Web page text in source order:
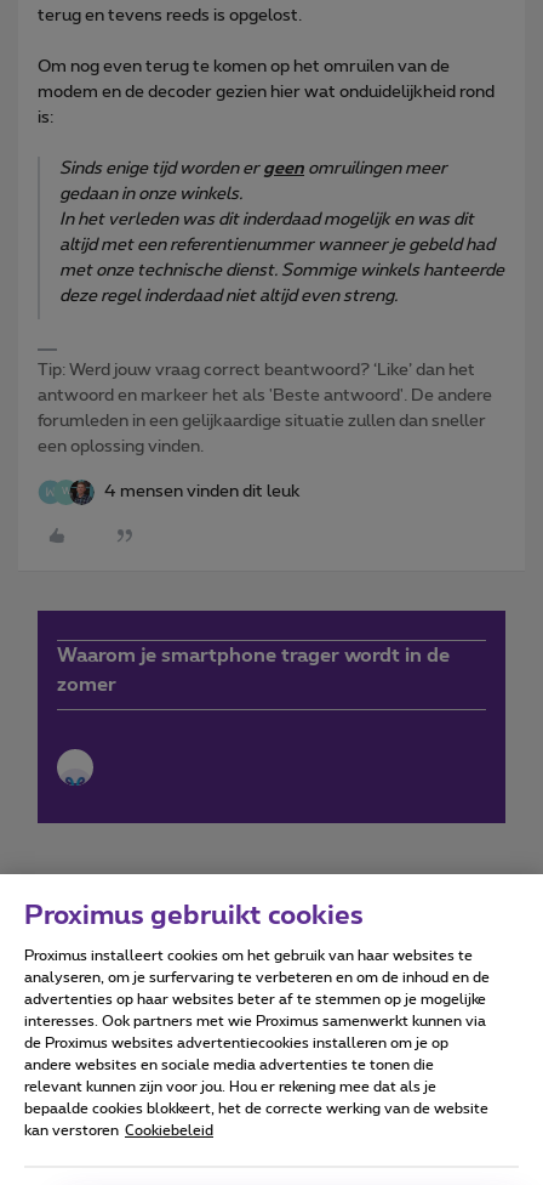
terug en tevens reeds is opgelost.
Om nog even terug te komen op het omruilen van de
modem en de decoder gezien hier wat onduidelijkheid rond
is:
Sinds enige tijd worden er geen omruilingen meer
gedaan in onze winkels.
In het verleden was dit inderdaad mogelijk en was dit
altijd met een referentienummer wanneer je gebeld had
met onze technische dienst. Sommige winkels hanteerde
deze regel inderdaad niet altijd even streng.
Tip: Werd jouw vraag correct beantwoord? ‘Like’ dan het
antwoord en markeer het als 'Beste antwoord'. De andere
forumleden in een gelijkaardige situatie zullen dan sneller
een oplossing vinden.
W 4 mensen vinden dit leuk
Waarom je smartphone trager wordt in de
zomer
Forumvoorwaarden Accessibility statement
Alle rechten voorbehouden. © Proximus
Algemene voorwaarden, consumenteninfo
Proximus gebruikt cookies
Proximus installeert cookies om het gebruik van haar websites te
analyseren, om je surfervaring te verbeteren en om de inhoud en de
advertenties op haar websites beter af te stemmen op je mogelijke
interesses. Ook partners met wie Proximus samenwerkt kunnen via
de Proximus websites advertentiecookies installeren om je op
andere websites en sociale media advertenties te tonen die
relevant kunnen zijn voor jou. Hou er rekening mee dat als je
bepaalde cookies blokkeert, het de correcte werking van de website
kan verstoren Cookiebeleid